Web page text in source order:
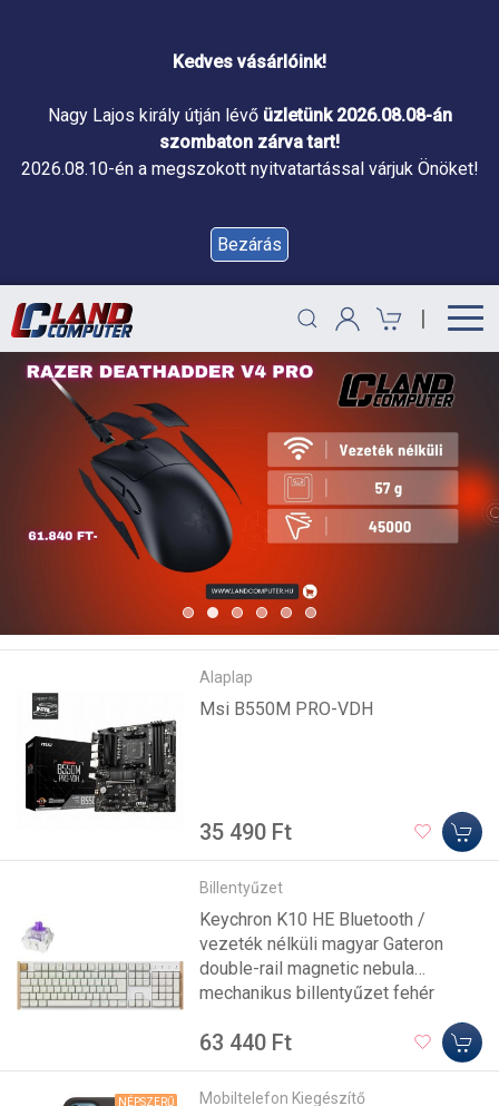
Kedves vásárlóink!
Nagy Lajos király útján lévő üzletünk 2026.08.08-án
szombaton zárva tart!
2026.08.10-én a megszokott nyitvatartással várjuk Önöket!
Bezárás
|
Alaplap
Msi B550M PRO-VDH
35 490 Ft
Billentyűzet
Keychron K10 HE Bluetooth /
vezeték nélküli magyar Gateron
double-rail magnetic nebula
mechanikus billentyűzet fehér
63 440 Ft
NÉPSZERŰ Mobiltelefon Kiegészítő